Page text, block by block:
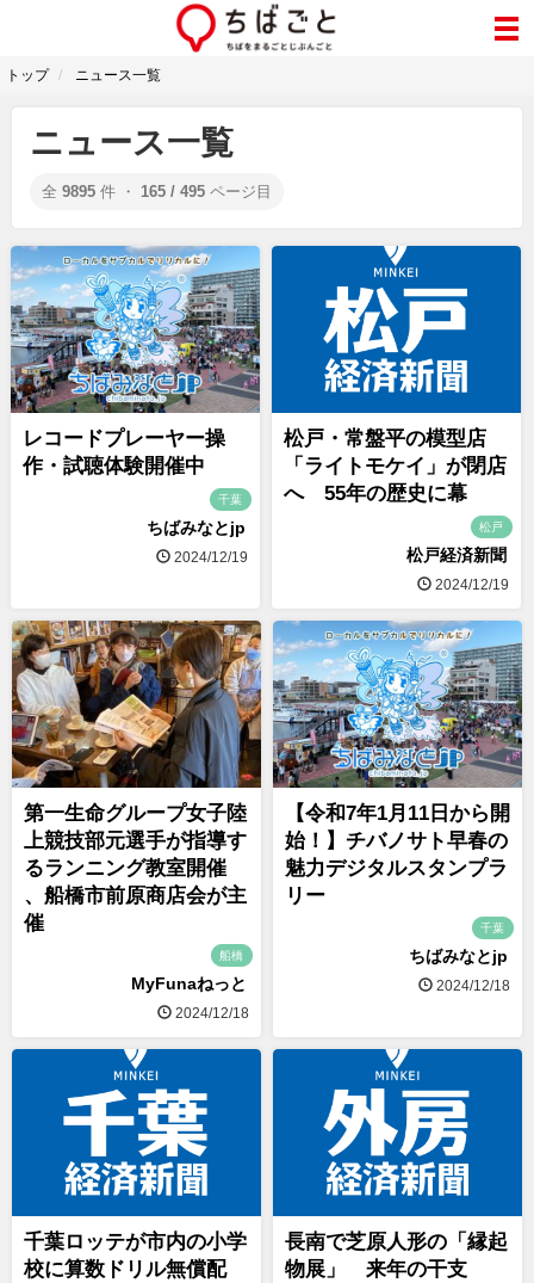
トップ ニュース一覧
ニュース一覧
全 9895 件 ・ 165 / 495 ページ目
レコードプレーヤー操
作・試聴体験開催中
千葉
ちばみなとjp
2024/12/19
松戸・常盤平の模型店
「ライトモケイ」が閉店
へ 55年の歴史に幕
松戸
松戸経済新聞
2024/12/19
第一生命グループ女子陸
上競技部元選手が指導す
るランニング教室開催
、船橋市前原商店会が主
催
船橋
MyFunaねっと
2024/12/18
【令和7年1月11日から開
始！】チバノサト早春の
魅力デジタルスタンプラ
リー
千葉
ちばみなとjp
2024/12/18
千葉ロッテが市内の小学
校に算数ドリル無償配
長南で芝原人形の「縁起
物展」 来年の干支